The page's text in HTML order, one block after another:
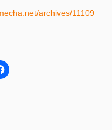
archives/11109